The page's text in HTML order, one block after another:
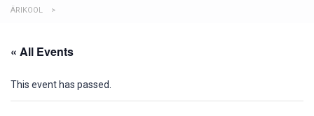
ÄRIKOOL >
« All Events
This event has passed.